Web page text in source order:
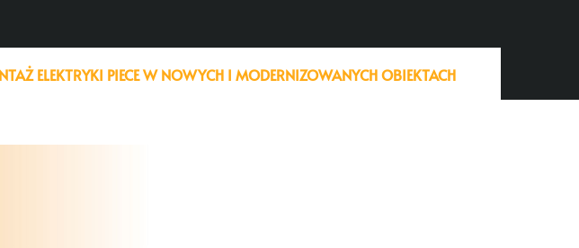
ELEKTRYKI PIECE W NOWYCH I MODERNIZOWANYCH OBIEKTACH